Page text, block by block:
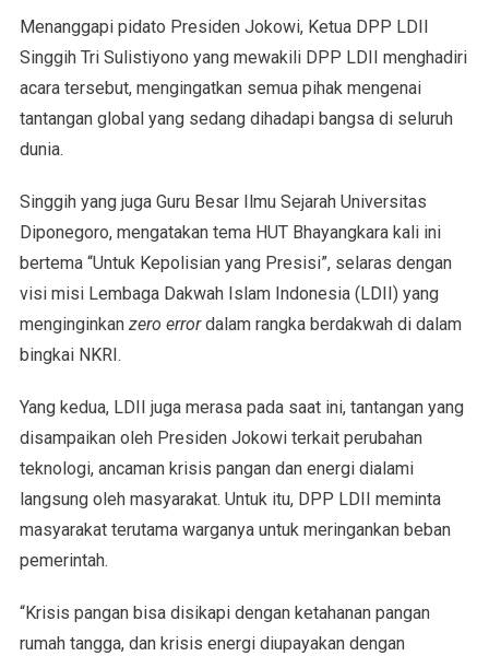
Menanggapi pidato Presiden Jokowi, Ketua DPP LDII
Singgih Tri Sulistiyono yang mewakili DPP LDII menghadiri
acara tersebut, mengingatkan semua pihak mengenai
tantangan global yang sedang dihadapi bangsa di seluruh
dunia.
Singgih yang juga Guru Besar Ilmu Sejarah Universitas
Diponegoro, mengatakan tema HUT Bhayangkara kali ini
bertema “Untuk Kepolisian yang Presisi”, selaras dengan
visi misi Lembaga Dakwah Islam Indonesia (LDII) yang
menginginkan zero errordalam rangka berdakwah di dalam
bingkai NKRI.
Yang kedua, LDII juga merasa pada saat ini, tantangan yang
disampaikan oleh Presiden Jokowi terkait perubahan
teknologi, ancaman krisis pangan dan energi dialami
langsung oleh masyarakat. Untuk itu, DPP LDII meminta
masyarakat terutama warganya untuk meringankan beban
pemerintah.
“Krisis pangan bisa disikapi dengan ketahanan pangan
rumah tangga, dan krisis energi diupayakan dengan